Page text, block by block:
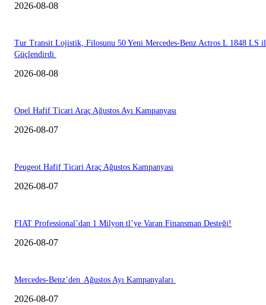
2026-08-08
Tur Transit Lojistik, Filosunu 50 Yeni Mercedes-Benz Actros L 1848 LS
Güçlendirdi
2026-08-08
Opel Hafif Ticari Araç Ağustos Ayı Kampanyası
2026-08-07
Peugeot Hafif Ticari Araç Ağustos Kampanyası
2026-08-07
FIAT Professional’dan 1 Milyon tl’ye Varan Finansman Desteği!
2026-08-07
Mercedes-Benz’den Ağustos Ayı Kampanyaları
2026-08-07